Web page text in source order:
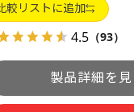
較リストに追加
4.5 （93）